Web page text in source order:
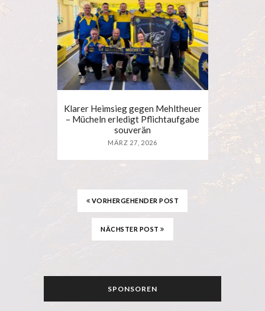
Klarer Heimsieg gegen Mehltheuer
– Mücheln erledigt Pflichtaufgabe
souverän
MÄRZ 27, 2026
VORHERGEHENDER POST
NÄCHSTER POST
SPONSOREN